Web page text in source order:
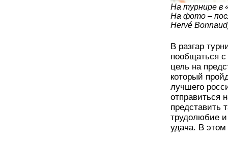
На турнире в
На фото –
Hervé
В разгар
пообщаться
цель на
который
лучшего
отправиться
представить
трудолюбие
удача. В этом